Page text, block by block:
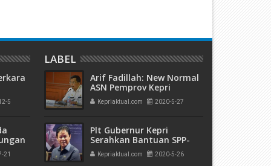
5
21
LABEL
Arif Fadillah: New Normal
ASN Pemprov Kepri
Menunggu Arahan Pusat
Kepriaktual.com 2020-5-27
Plt Gubernur Kepri
Serahkan Bantuan SPP-
Untuk Peserta Didik SMA,
SMK, SLB dan MA
Kepriaktual.com 2020-5-26